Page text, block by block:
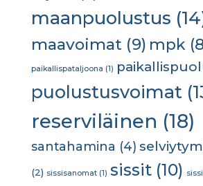
maanpuolustus
maavoimat (9) mpk
paikallispataljoona (1)
puolustusvoimat
reserviläinen (18)
santahamina (4)
(2) sissisanomat (1) sissit (10)